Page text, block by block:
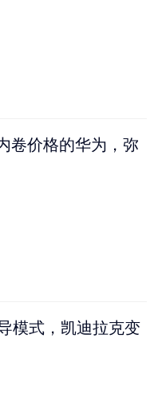
卷价格的华为，弥
模式，凯迪拉克变